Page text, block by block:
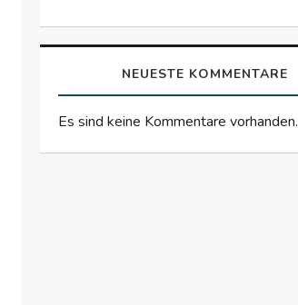
NEUESTE KOMMENTARE
Es sind keine Kommentare vorhanden.